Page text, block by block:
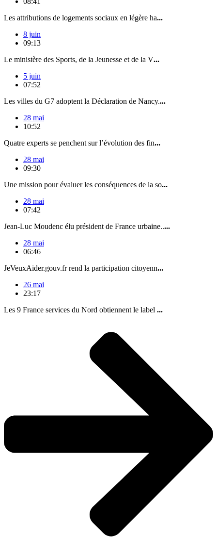
Les attributions de logements sociaux en légère ha...
8 juin
09:13
Le ministère des Sports, de la Jeunesse et de la V...
5 juin
07:52
Les villes du G7 adoptent la Déclaration de Nancy....
28 mai
10:52
Quatre experts se penchent sur l’évolution des fin...
28 mai
09:30
Une mission pour évaluer les conséquences de la so...
28 mai
07:42
Jean-Luc Moudenc élu président de France urbaine.....
28 mai
06:46
JeVeuxAider.gouv.fr rend la participation citoyenn...
26 mai
23:17
Les 9 France services du Nord obtiennent le label ...